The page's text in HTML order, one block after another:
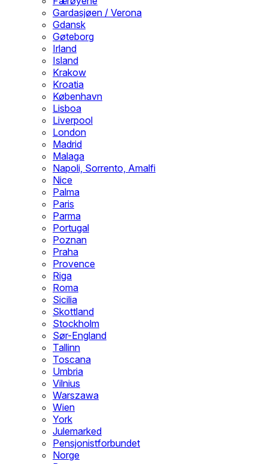
Gardasjøen / Verona
Gdansk
Gøteborg
Irland
Island
Krakow
Kroatia
København
Lisboa
Liverpool
London
Madrid
Malaga
Napoli, Sorrento, Amalfi
Nice
Palma
Paris
Parma
Portugal
Poznan
Praha
Provence
Riga
Roma
Sicilia
Skottland
Stockholm
Sør-England
Tallinn
Toscana
Umbria
Vilnius
Warszawa
Wien
York
Julemarked
Pensjonistforbundet
Norge